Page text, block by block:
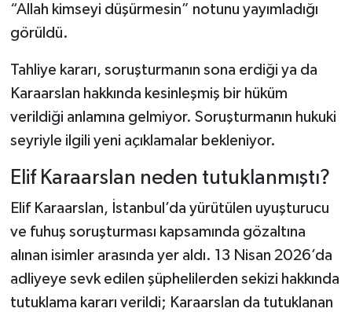
“Allah kimseyi düşürmesin” notunu yayımladığı
görüldü.
Tahliye kararı, soruşturmanın sona erdiği ya da
Karaarslan hakkında kesinleşmiş bir hüküm
verildiği anlamına gelmiyor. Soruşturmanın hukuki
seyriyle ilgili yeni açıklamalar bekleniyor.
Elif Karaarslan neden tutuklanmıştı?
Elif Karaarslan, İstanbul’da yürütülen uyuşturucu
ve fuhuş soruşturması kapsamında gözaltına
alınan isimler arasında yer aldı. 13 Nisan 2026’da
adliyeye sevk edilen şüphelilerden sekizi hakkında
tutuklama kararı verildi; Karaarslan da tutuklanan